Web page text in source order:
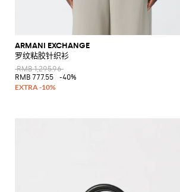
ARMANI EXCHANGE
罗纹粘胶针织衫
RMB 1,295.96
RMB 777.55
-40%